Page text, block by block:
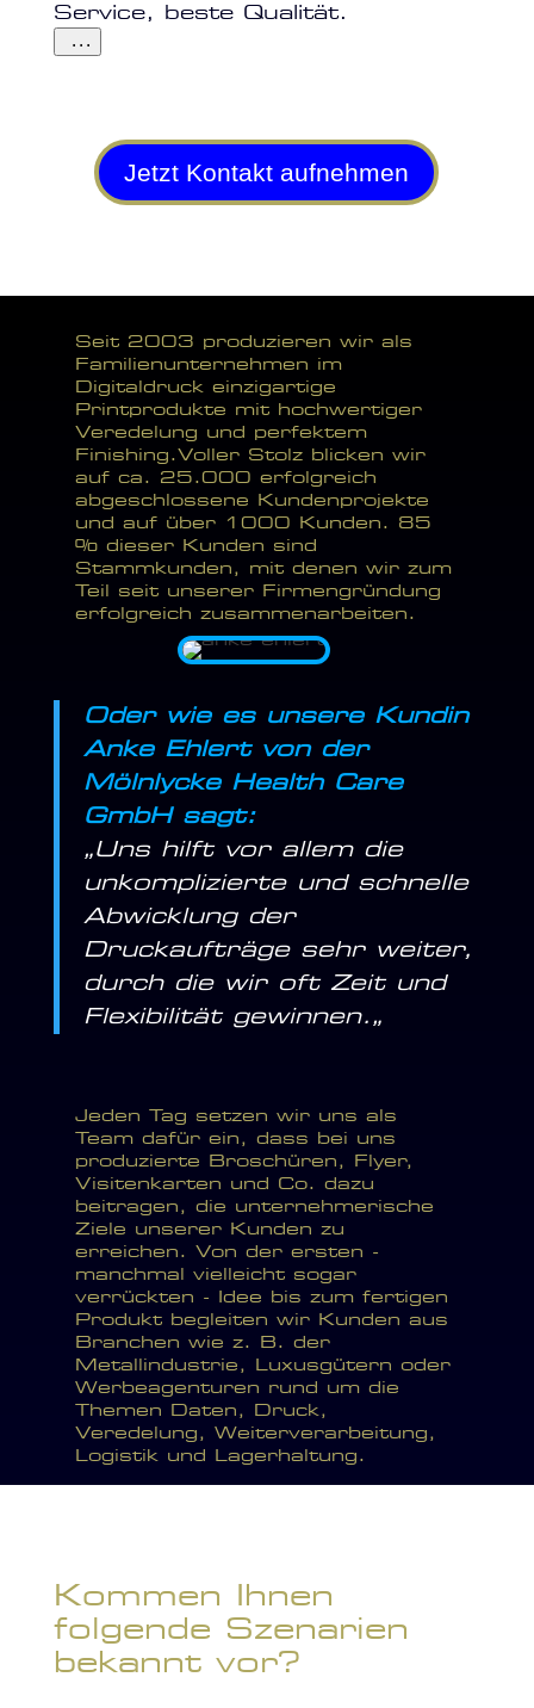
Service, beste Qualität.
...
Jetzt Kontakt aufnehmen
Seit 2003 produzieren wir als
Familienunternehmen im
Digitaldruck einzigartige
Printprodukte mit hochwertiger
Veredelung und perfektem
Finishing.Voller Stolz blicken wir
auf ca. 25.000 erfolgreich
abgeschlossene Kundenprojekte
und auf über 1000 Kunden. 85
% dieser Kunden sind
Stammkunden, mit denen wir zum
Teil seit unserer Firmengründung
erfolgreich zusammenarbeiten.
Oder wie es unsere Kundin
Anke Ehlert von der
Mölnlycke Health Care
GmbH sagt:
„Uns hilft vor allem die
unkomplizierte und schnelle
Abwicklung der
Druckaufträge sehr weiter,
durch die wir oft Zeit und
Flexibilität gewinnen. „
Jeden Tag setzen wir uns als
Team dafür ein, dass bei uns
produzierte Broschüren, Flyer,
Visitenkarten und Co. dazu
beitragen, die unternehmerische
Ziele unserer Kunden zu
erreichen. Von der ersten -
manchmal vielleicht sogar
verrückten - Idee bis zum fertigen
Produkt begleiten wir Kunden aus
Branchen wie z. B. der
Metallindustrie, Luxusgütern oder
Werbeagenturen rund um die
Themen Daten, Druck,
Veredelung, Weiterverarbeitung,
Logistik und Lagerhaltung.
Kommen Ihnen
folgende Szenarien
bekannt vor?